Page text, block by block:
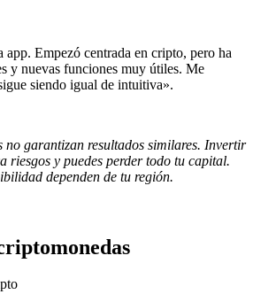
Empezó centrada en cripto, pero ha
y nuevas funciones muy útiles. Me
siendo igual de intuitiva».
no garantizan resultados similares. Invertir
riesgos y puedes perder todo tu capital.
dependen de tu región.